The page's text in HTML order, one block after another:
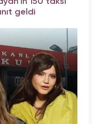
geldi